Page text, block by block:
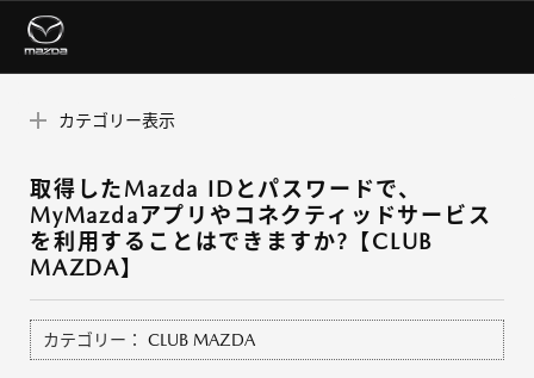
カテゴリー表示
取得したMazda IDとパスワードで、
MyMazdaアプリやコネクティッドサービス
を利用することはできますか?【CLUB
MAZDA】
カテゴリー： CLUB MAZDA